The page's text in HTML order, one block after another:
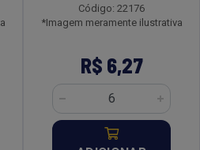
Código: 22176
*Imagem meramente ilustrativa
R$ 6,27